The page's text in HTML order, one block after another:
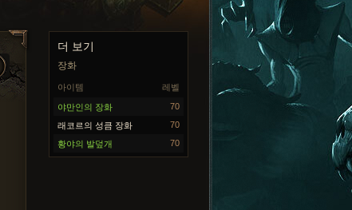
더 보기
장화
레벨
아이템
야만인의 장화 70
래코르의 성큼 장화 70
황야의 발덮개 70